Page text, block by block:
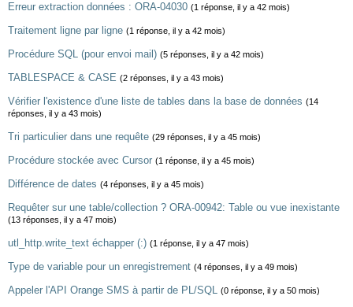
Erreur extraction données : ORA-04030 (1 réponse, il y a 42 mois)
Traitement ligne par ligne (1 réponse, il y a 42 mois)
Procédure SQL (pour envoi mail) (5 réponses, il y a 42 mois)
TABLESPACE & CASE (2 réponses, il y a 43 mois)
Vérifier l'existence d'une liste de tables dans la base de données (14
réponses, il y a 43 mois)
Tri particulier dans une requête (29 réponses, il y a 45 mois)
Procédure stockée avec Cursor (1 réponse, il y a 45 mois)
Différence de dates (4 réponses, il y a 45 mois)
Requêter sur une table/collection ? ORA-00942: Table ou vue inexistante
(13 réponses, il y a 47 mois)
utl_http.write_text échapper (:) (1 réponse, il y a 47 mois)
Type de variable pour un enregistrement (4 réponses, il y a 49 mois)
Appeler l'API Orange SMS à partir de PL/SQL (0 réponse, il y a 50 mois)